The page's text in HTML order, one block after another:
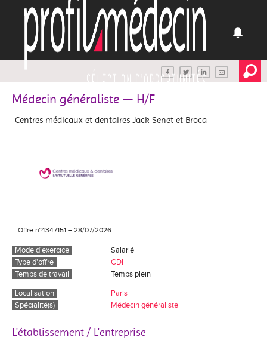
Médecin généraliste — H/F
Centres médicaux et dentaires Jack Senet et Broca
Offre n°4347151 – 28/07/2026
Mode d'exercice
Salarié
Type d'offre
CDI
Temps de travail
Temps plein
Localisation
Paris
Spécialité(s)
Médecin généraliste
L'établissement / L'entreprise